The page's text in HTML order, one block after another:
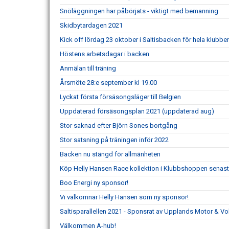
Snöläggningen har påbörjats - viktigt med bemanning
Skidbytardagen 2021
Kick off lördag 23 oktober i Saltisbacken för hela
Höstens arbetsdagar i backen
Anmälan till träning
Årsmöte 28:e september kl 19.00
Lyckat första försäsongsläger till Belgien
Uppdaterad försäsongsplan 2021 (uppdaterad aug)
Stor saknad efter Björn Sones bortgång
Stor satsning på träningen inför 2022
Backen nu stängd för allmänheten
Köp Helly Hansen Race kollektion i Klubbshoppen
Boo Energi ny sponsor!
Vi välkomnar Helly Hansen som ny sponsor!
Saltisparallellen 2021 - Sponsrat av Upplands Motor &
Välkommen A-hub!